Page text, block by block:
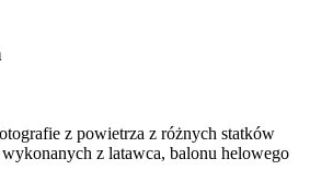
z powietrza z różnych statków
z latawca, balonu helowego